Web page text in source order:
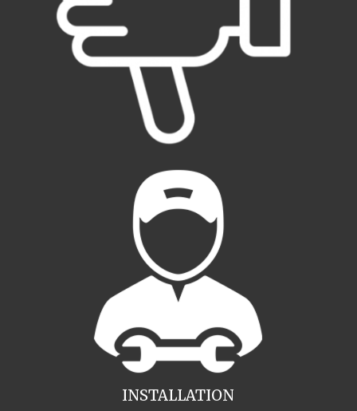
INSTALLATION